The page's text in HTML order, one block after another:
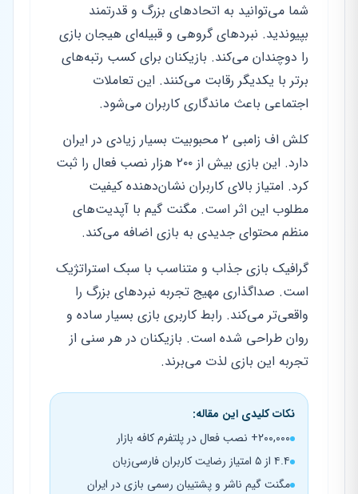
شما می‌توانید به اتحادهای بزرگ و قدرتمند
بپیوندید. نبردهای گروهی و قبیله‌ای هیجان بازی
را دوچندان می‌کند. بازیکنان برای کسب رتبه‌های
برتر با یکدیگر رقابت می‌کنند. این تعاملات
اجتماعی باعث ماندگاری کاربران می‌شود.
کلش اف زامبی ۲ محبوبیت بسیار زیادی در ایران
دارد. این بازی بیش از ۲۰۰ هزار نصب فعال را ثبت
کرد. امتیاز بالای کاربران نشان‌دهنده کیفیت
مطلوب این اثر است. مگنت گیم با آپدیت‌های
منظم محتوای جدیدی به بازی اضافه می‌کند.
گرافیک بازی جذاب و متناسب با سبک استراتژیک
است. صداگذاری مهیج تجربه نبردهای بزرگ را
واقعی‌تر می‌کند. رابط کاربری بازی بسیار ساده و
روان طراحی شده است. بازیکنان در هر سنی از
تجربه این بازی لذت می‌برند.
نکات کلیدی این مقاله:
۲۰۰,۰۰۰+ نصب فعال در پلتفرم کافه بازار
۴.۴ از ۵ امتیاز رضایت کاربران فارسی‌زبان
مگنت گیم ناشر و پشتیبان رسمی بازی در ایران